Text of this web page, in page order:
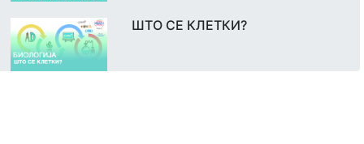
ШТО СЕ КЛЕТКИ?